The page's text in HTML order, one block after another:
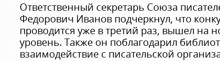
Ответственный секретарь Союза
Федорович Иванов подчеркнул, что
проводится уже в третий раз, вышел на
уровень. Также он поблагодарил
взаимодействие с писательской